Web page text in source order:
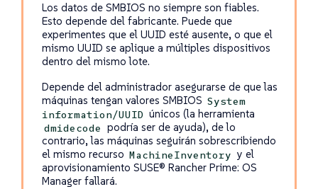
Los datos de SMBIOS no siempre son fiables.
Esto depende del fabricante. Puede que
experimentes que el UUID esté ausente, o que el
mismo UUID se aplique a múltiples dispositivos
dentro del mismo lote.
Depende del administrador asegurarse de que las
máquinas tengan valores SMBIOS System
information/UUID únicos (la herramienta
dmidecode podría ser de ayuda), de lo
contrario, las máquinas seguirán sobrescribiendo
el mismo recurso MachineInventory y el
aprovisionamiento SUSE® Rancher Prime: OS
Manager fallará.